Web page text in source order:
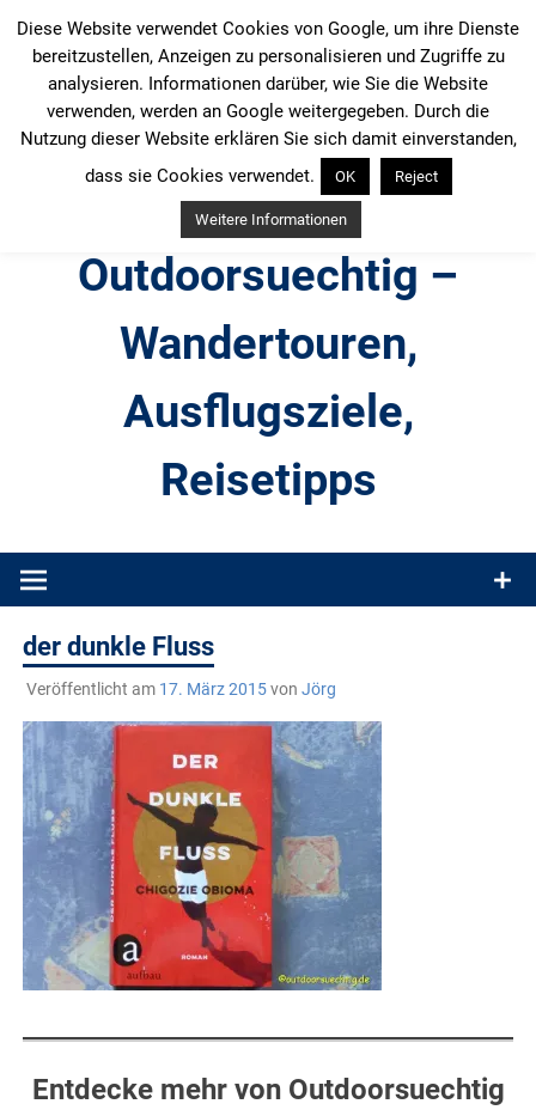
Inhalt
springen
Outdoorsuechtig –
Wandertouren,
Ausflugsziele,
Reisetipps
Produkttests und Buchrezensionen. Ein Blog für alle, die gern
der dunkle Fluss
Veröffentlicht am 17. März 2015von Jörg
Entdecke mehr von Outdoorsuechtig
Diese Website verwendet Cookies von Google, um ihre Dienste
bereitzustellen, Anzeigen zu personalisieren und Zugriffe zu
analysieren. Informationen darüber, wie Sie die Website
verwenden, werden an Google weitergegeben. Durch die
Nutzung dieser Website erklären Sie sich damit einverstanden,
dass sie Cookies verwendet.
OK Reject
Weitere Informationen